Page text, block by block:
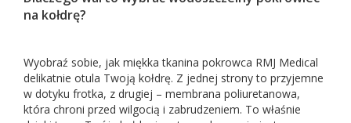
na kołdrę?
Wyobraź sobie, jak miękka tkanina pokrowca RMJ Medical
delikatnie otula Twoją kołdrę. Z jednej strony to przyjemne
w dotyku frotka, z drugiej – membrana poliuretanowa,
która chroni przed wilgocią i zabrudzeniem. To właśnie